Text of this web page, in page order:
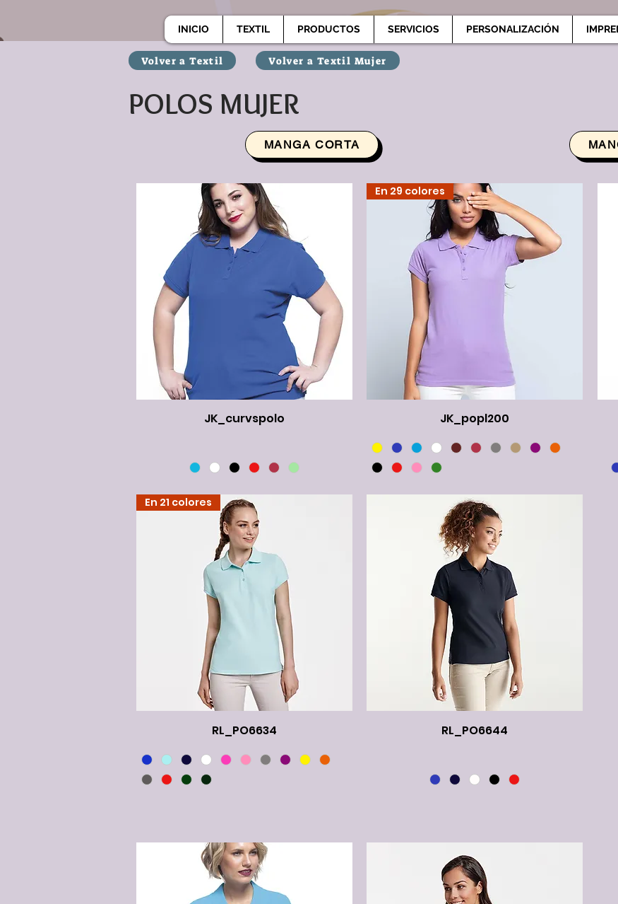
INICIO TEXTIL PRODUCTOS SERVICIOS PERSONALIZACIÓN
Volver a Textil Volver a Textil Mujer
POLOS MUJER
MANGA CORTA
JK_curvspolo
En 29 colores
JK_popl200
En 21 colores
RL_PO6634 RL_PO6644